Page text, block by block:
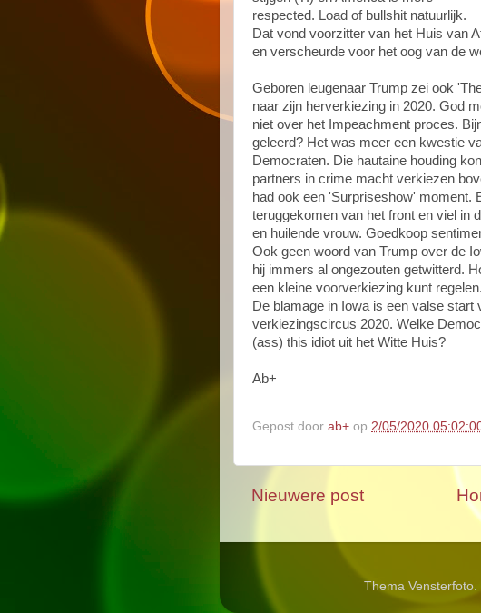
respected. Load of bullshit natuurlijk.
Dat vond voorzitter van het Huis van
en verscheurde voor het oog van de
Geboren leugenaar Trump zei ook
naar zijn herverkiezing in 2020. God
niet over het Impeachment proces.
geleerd? Het was meer een kwestie
Democraten. Die hautaine houding
partners in crime macht verkiezen
had ook een 'Surpriseshow' moment.
teruggekomen van het front en viel in
en huilende vrouw. Goedkoop
Ook geen woord van Trump over de
hij immers al ongezouten getwitterd.
een kleine voorverkiezing kunt regelen.
De blamage in Iowa is een valse start
verkiezingscircus 2020. Welke
(ass) this idiot uit het Witte Huis?
Ab+
Gepost door ab+ op 2/05/2020
Nieuwere post
Thema